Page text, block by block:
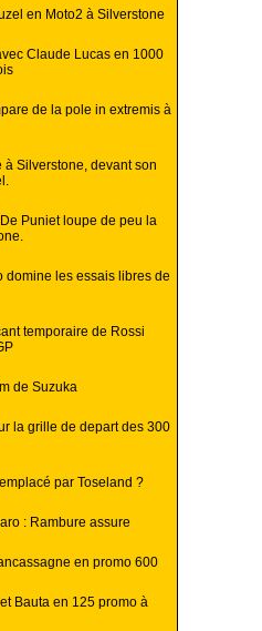
en Moto2 à Silverstone
Claude Lucas en 1000
de la pole in extremis à
à Silverstone, devant son
Puniet loupe de peu la
domine les essais libres de
temporaire de Rossi
de Suzuka
la grille de depart des 300
par Toseland ?
: Rambure assure
en promo 600
Bauta en 125 promo à